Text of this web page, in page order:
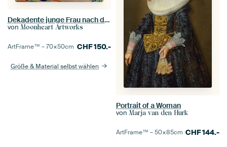
Dekadente junge Frau nach dem Tanz (1899) von Ramon Casas
von Moonheart Artworks
ArtFrame™ –70×50cm CHF150.-
Größe & Material selbst wählen
Portrait of a Woman
von Marja van den Hurk
ArtFrame™ –50×85cm CHF144.-